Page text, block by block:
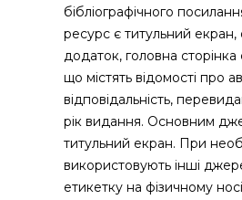
бібліографічного
ресурс є титульний
додаток, головна
що містять відомості про
відповідальність,
рік видання. Основним
титульний екран. При
використовують інші
етикетку на фізичному